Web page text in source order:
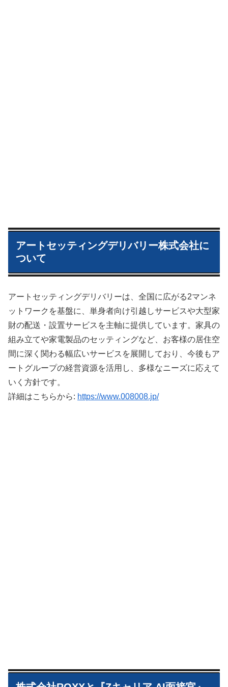
アートセッティングデリバリー株式会社に
ついて
アートセッティングデリバリーは、全国に広がる2マンネ
ットワークを基盤に、単身者向け引越しサービスや大型家
財の配送・設置サービスを主軸に提供しています。家具の
組み立てや家電製品のセッティングなど、お客様の居住空
間に深く関わる幅広いサービスを展開しており、今後もア
ートグループの経営資源を活用し、多様なニーズに応えて
いく方針です。
詳細はこちらから: https://www.008008.jp/